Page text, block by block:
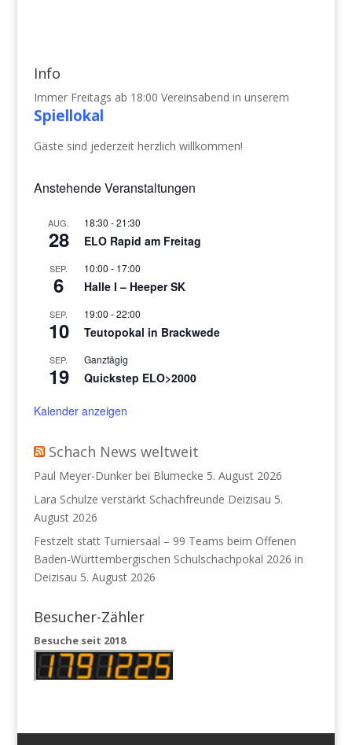
Info
Immer Freitags ab 18:00 Vereinsabend in unserem
Spiellokal
Gäste sind jederzeit herzlich willkommen!
Anstehende Veranstaltungen
AUG.
28
18:30 -21:30
ELO Rapid am Freitag
SEP.
6
10:00 - 17:00
Halle I – Heeper SK
SEP.
10
19:00 -22:00
Teutopokal in Brackwede
SEP.
19
Ganztägig
Quickstep ELO>2000
Kalender anzeigen
Schach News weltweit
Paul Meyer-Dunker bei Blumecke 5. August 2026
Lara Schulze verstärkt Schachfreunde Deizisau 5.
August 2026
Festzelt statt Turniersaal – 99 Teams beim Offenen
Baden-Württembergischen Schulschachpokal 2026 in
Deizisau 5. August 2026
Besucher-Zähler
Besuche seit 2018